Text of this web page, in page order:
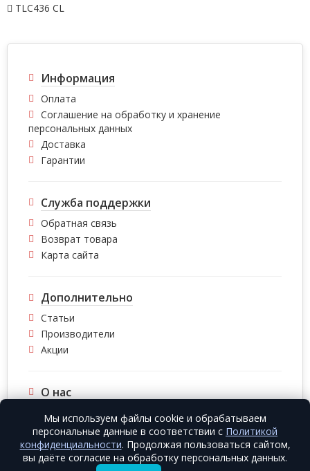
TLC436 CL
Информация
Оплата
Соглашение на обработку и хранение
персональных данных
Доставка
Гарантии
Служба поддержки
Обратная связь
Возврат товара
Карта сайта
Дополнительно
Статьи
Производители
Акции
О нас
О компании
Контакты
Мы используем файлы cookie и обрабатываем
персональные данные в соответствии с Политикой
конфиденциальности. Продолжая пользоваться сайтом,
вы даёте согласие на обработку персональных данных.